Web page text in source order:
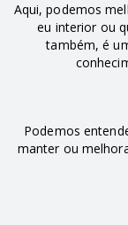
Aqui, podemos
eu interior ou
também, é
Podemos
manter ou